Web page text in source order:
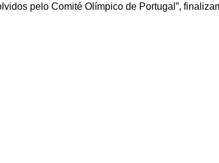
pelo Comité Olímpico de Portugal”,